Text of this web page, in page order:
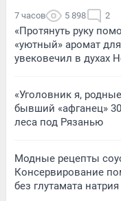
7 часов 5 898 2
«Протянуть руку
«уютный» аромат
увековечил в духах
«Уголовник я,
бывший «афганец»
леса под Рязанью
Модные рецепты
Консервирование
без глутамата